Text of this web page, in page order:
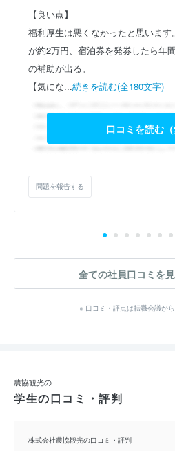
【良い点】
福利厚生は悪くなかったと思いま
が約2万円、宿泊券を発券したら年
の補助が出る。
【気にな...続きを読む(全180文字)
口コミを読む（
問題を報告する
全ての社員口コミを
※ 口コミ・評点は転職会議から
農協観光の
学生の口コミ・評判
株式会社農協観光の口コミ・評判